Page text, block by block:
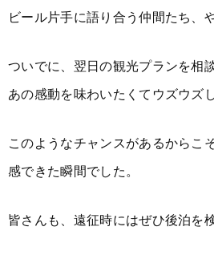
ビール片手に語り合う仲間たち、
ついでに、翌日の観光プランを相
あの感動を味わいたくてウズウズ
このようなチャンスがあるからこ
感できた瞬間でした。
皆さんも、遠征時にはぜひ後泊を